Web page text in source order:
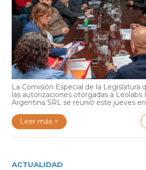
La Comisión Especial de la Legislatura
las autorizaciones otorgadas a Leolabs
Argentina SRL se reunió este jueves en
Leer más +
ACTUALIDAD